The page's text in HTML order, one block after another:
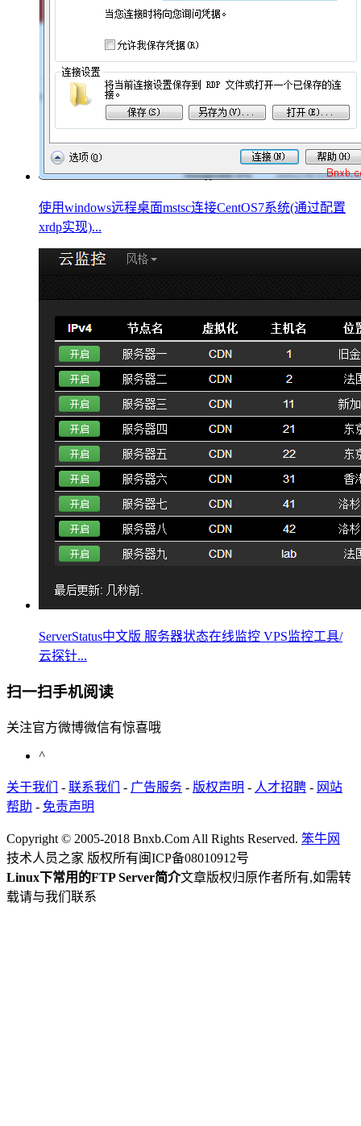
使用windows远程桌面mstsc连接CentOS7系统(通过配置
xrdp实现)...
ServerStatus中文版 服务器状态在线监控 VPS监控工具/
云探针...
扫一扫手机阅读
关注官方微博微信有惊喜哦
^
关于我们 - 联系我们 - 广告服务 - 版权声明 - 人才招聘 - 网站
帮助 - 免责声明
Copyright © 2005-2018 Bnxb.Com All Rights Reserved. 笨牛网
技术人员之家 版权所有闽ICP备08010912号
Linux下常用的FTP Server简介文章版权归原作者所有,如需转
载请与我们联系